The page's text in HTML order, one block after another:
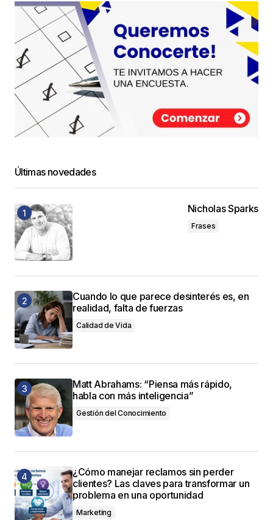
Últimas novedades
Nicholas Sparks
Frases
Cuando lo que parece desinterés es, en
realidad, falta de fuerzas
Calidad de Vida
Matt Abrahams: “Piensa más rápido,
habla con más inteligencia”
Gestión del Conocimiento
¿Cómo manejar reclamos sin perder
clientes? Las claves para transformar un
problema en una oportunidad
Marketing